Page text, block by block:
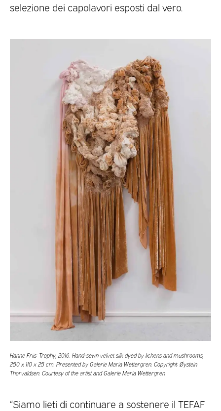
selezione dei capolavori esposti dal vero.
Hanne Friis: Trophy, 2016. Hand-sewn velvet silk dyed by lichens and mushrooms,
250 x 110 x 25 cm. Presented by Galerie Maria Wettergren. Copyright: Øystein
Thorvaldsen. Courtesy of the artist and Galerie Maria Wettergren
“Siamo lieti di continuare a sostenere il TEFAF